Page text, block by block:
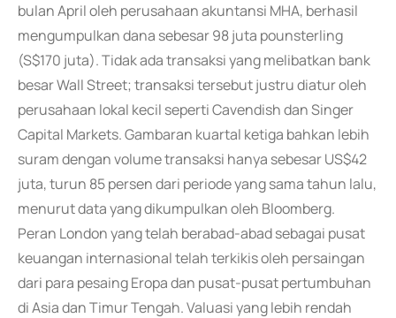
bulan April oleh perusahaan akuntansi MHA, berhasil
mengumpulkan dana sebesar 98 juta pounsterling
(S$170 juta). Tidak ada transaksi yang melibatkan bank
besar Wall Street; transaksi tersebut justru diatur oleh
perusahaan lokal kecil seperti Cavendish dan Singer
Capital Markets. Gambaran kuartal ketiga bahkan lebih
suram dengan volume transaksi hanya sebesar US$42
juta, turun 85 persen dari periode yang sama tahun lalu,
menurut data yang dikumpulkan oleh Bloomberg.
Peran London yang telah berabad-abad sebagai pusat
keuangan internasional telah terkikis oleh persaingan
dari para pesaing Eropa dan pusat-pusat pertumbuhan
di Asia dan Timur Tengah. Valuasi yang lebih rendah